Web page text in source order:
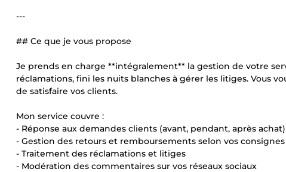
---
## Ce que je vous propose
Je prends en charge **intégralement** la gestion de votre
réclamations, fini les nuits blanches à gérer les litiges. Vous
de satisfaire vos clients.
Mon service couvre :
- Réponse aux demandes clients (avant, pendant, après achat)
- Gestion des retours et remboursements selon vos consignes
- Traitement des réclamations et litiges
- Modération des commentaires sur vos réseaux sociaux